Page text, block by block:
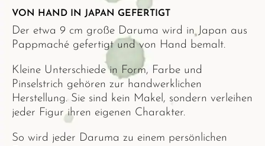
VON HAND IN JAPAN GEFERTIGT
Der etwa 9 cm große Daruma wird in Japan aus
Pappmaché gefertigt und von Hand bemalt.
Kleine Unterschiede in Form, Farbe und
Pinselstrich gehören zur handwerklichen
Herstellung. Sie sind kein Makel, sondern verleihen
jeder Figur ihren eigenen Charakter.
So wird jeder Daruma zu einem persönlichen